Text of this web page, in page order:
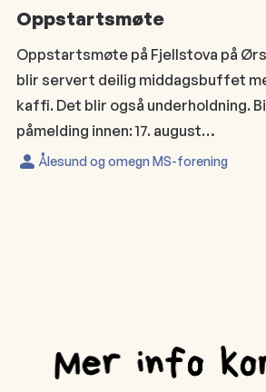
Oppstartsmøte
Oppstartsmøte på Fjellstova på
blir servert deilig middagsbuffet
kaffi. Det blir også underholdning.
påmelding innen: 17. august…
Ålesund og omegn MS-forening